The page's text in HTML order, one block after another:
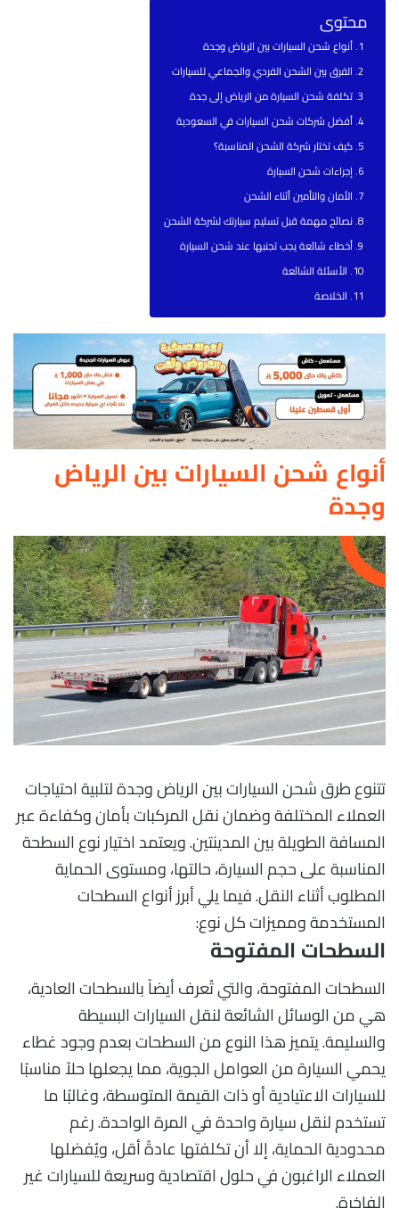
محتوى
أنواع شحن السيارات بين الرياض وجدة
الفرق بين الشحن الفردي والجماعي للسيارات
تكلفة شحن السيارة من الرياض إلى جدة
أفضل شركات شحن السيارات في السعودية
كيف تختار شركة الشحن المناسبة؟
إجراءات شحن السيارة
الأمان والتأمين أثناء الشحن
نصائح مهمة قبل تسليم سيارتك لشركة الشحن
أخطاء شائعة يجب تجنبها عند شحن السيارة
الأسئلة الشائعة
الخلاصة
أنواع شحن السيارات بين الرياض
وجدة
تتنوع طرق شحن السيارات بين الرياض وجدة لتلبية احتياجات
العملاء المختلفة وضمان نقل المركبات بأمان وكفاءة عبر
المسافة الطويلة بين المدينتين. ويعتمد اختيار نوع السطحة
المناسبة على حجم السيارة، حالتها، ومستوى الحماية
المطلوب أثناء النقل. فيما يلي أبرز أنواع السطحات
المستخدمة ومميزات كل نوع:
السطحات المفتوحة
السطحات المفتوحة، والتي تُعرف أيضاً بالسطحات العادية،
هي من الوسائل الشائعة لنقل السيارات البسيطة
والسليمة. يتميز هذا النوع من السطحات بعدم وجود غطاء
يحمي السيارة من العوامل الجوية، مما يجعلها حلاً مناسبًا
للسيارات الاعتيادية أو ذات القيمة المتوسطة، وغالبًا ما
تستخدم لنقل سيارة واحدة في المرة الواحدة. رغم
محدودية الحماية، إلا أن تكلفتها عادةً أقل، ويُفضلها
العملاء الراغبون في حلول اقتصادية وسريعة للسيارات غير
الفاخرة.